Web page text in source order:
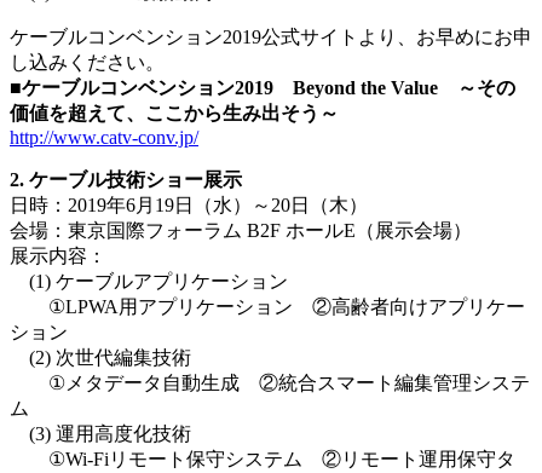
ケーブルコンベンション2019公式サイトより、お早めにお申
し込みください。
■ケーブルコンベンション2019 Beyond the Value ～その
価値を超えて、ここから生み出そう～
http://www.catv-conv.jp/
2. ケーブル技術ショー展示
日時：2019年6月19日（水）～20日（木）
会場：東京国際フォーラム B2F ホールE（展示会場）
展示内容：
(1) ケーブルアプリケーション
①LPWA用アプリケーション ②高齢者向けアプリケー
ション
(2) 次世代編集技術
①メタデータ自動生成 ②統合スマート編集管理システ
ム
(3) 運用高度化技術
①Wi-Fiリモート保守システム ②リモート運用保守タ